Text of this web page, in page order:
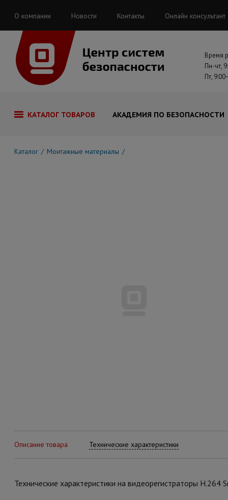
О компании Новости Контакты Онлайн консультант
Время
Пн-чт,
Пт,
КАТАЛОГ ТОВАРОВ АКАДЕМИЯ ПО БЕЗОПАСНОСТИ
Каталог Монтажные материалы
Описание товара Технические характеристики
Технические характеристики на видеорегистраторы H.264